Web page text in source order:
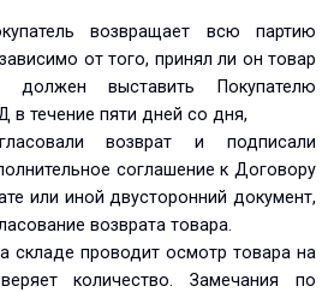
возвращает всю партию
от того, принял ли он товар
выставить Покупателю
в течение пяти дней со дня,
возврат и подписали
соглашение к Договору
или иной двусторонний документ,
возврата товара.
складе проводит осмотр товара на
количество. Замечания по